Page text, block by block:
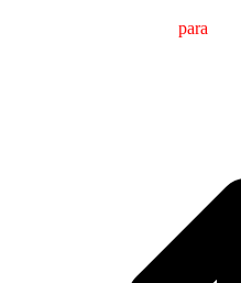
para